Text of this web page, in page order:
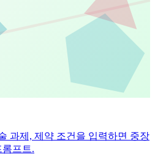
과제, 제약 조건을 입력하면 중장
프트.